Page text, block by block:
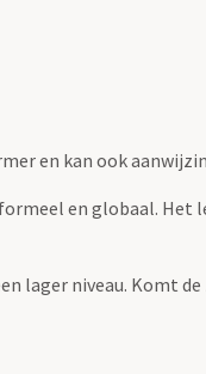
en kan ook
en globaal. Het
lager niveau. Komt